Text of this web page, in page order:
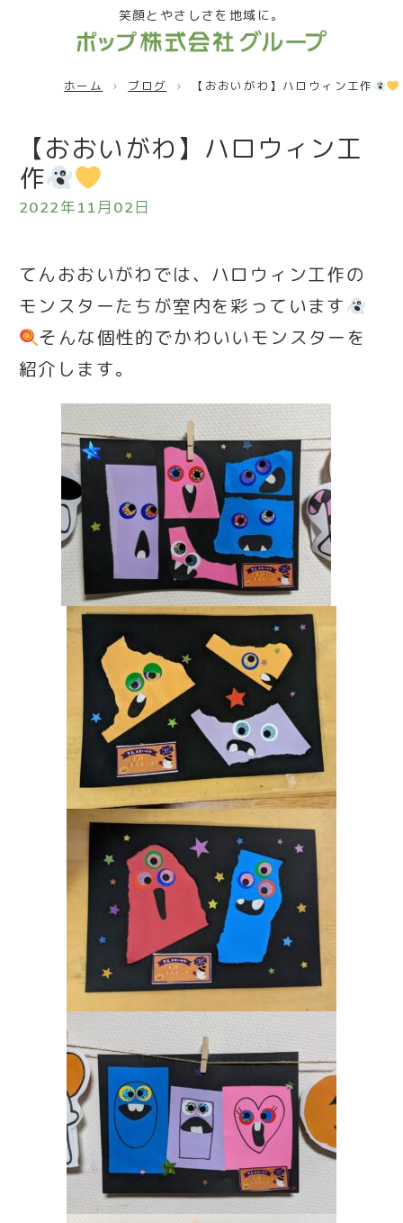
笑顔とやさしさを地域に。
ホーム ブログ 【おおいがわ】ハロウィン工作
【おおいがわ】ハロウィン工
作
2022年11月02日
てんおおいがわでは、ハロウィン工作の
モンスターたちが室内を彩っています
そんな個性的でかわいいモンスターを
紹介します。